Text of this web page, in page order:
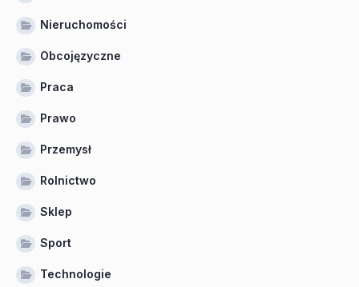
Nieruchomości
Obcojęzyczne
Praca
Prawo
Przemysł
Rolnictwo
Sklep
Sport
Technologie